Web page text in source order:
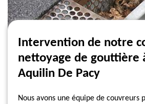
Intervention de notre
nettoyage de gouttière
Aquilin De Pacy
Nous avons une équipe de couvreurs